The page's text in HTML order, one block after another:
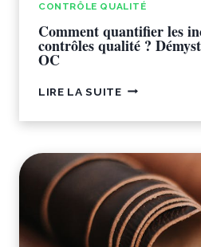
CONTRÔLE QUALITÉ
Comment quantifier les
contrôles qualité ?
OC
LIRE LA SUITECOMMENT
LES
DANS
LES
CONTRÔLES
QUALITÉ
?
DÉMYSTIFIER